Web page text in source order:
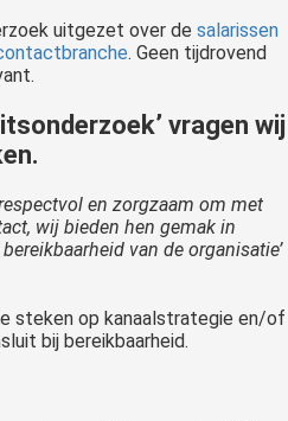
uitgezet over de salarissen
. Geen tijdrovend
vragen wij
en zorgzaam om met
wij bieden hen gemak in
van de organisatie’
steken op kanaalstrategie en/of
bij bereikbaarheid.